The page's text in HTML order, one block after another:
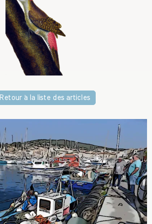
Retour à la liste des articles